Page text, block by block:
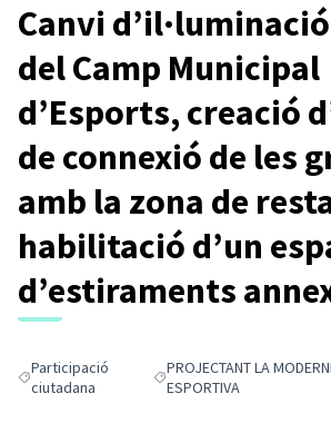
Canvi
del Camp Municipal
d’Esports, creació
de connexió de les
amb la zona de
habilitació d’un
d’estiraments
Resultats en filtrar per: Participació ciutadana
Participació
ciutadana
Resultats en filtrar per:
PROJECTANT LA
ESPORTIVA